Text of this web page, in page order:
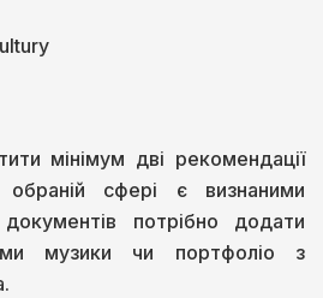
мінімум дві рекомендації
сфері є визнаними
потрібно додати
музики чи портфоліо з